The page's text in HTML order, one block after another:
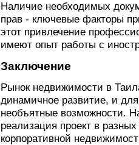
Наличие необходимых
прав - ключевые факторы
этот привлечение
имеют опыт работы с
Заключение
Рынок недвижимости в
динамичное развитие, и
необъятные возможности.
реализация проект в
корпоративной